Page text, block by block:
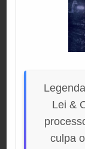
Lei &
culpa